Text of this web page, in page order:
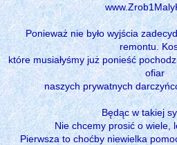
Ponieważ nie było wyjścia
remontu.
które musiałyśmy już ponieść
ofiar
naszych prywatnych
Będąc w takiej
Nie chcemy prosić o wiele,
Pierwsza to choćby niewielka